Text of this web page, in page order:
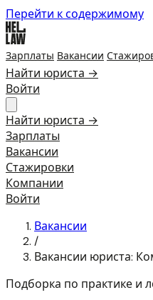
Перейти к содержимому
Зарплаты Вакансии
Найти юриста →
Войти
Найти юриста →
Зарплаты
Вакансии
Стажировки
Компании
Войти
Вакансии
/
Вакансии юриста:
Подборка по практике и